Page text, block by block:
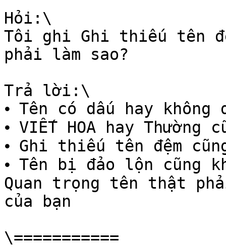
Hỏi:\
Tôi ghi Ghi thiếu tên
phải làm sao?
Trả lời:\
⦁ Tên có dấu hay không
⦁ VIẾT HOA hay Thường
⦁ Ghi thiếu tên đệm
⦁ Tên bị đảo lộn cũng
Quan trọng tên thật
của bạn
\===========